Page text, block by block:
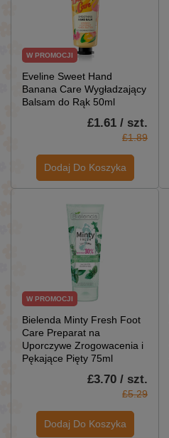
W PROMOCJI
Eveline Sweet Hand
Banana Care Wygładzający
Balsam do Rąk 50ml
£1.61 / szt.
£1.89
Dodaj Do Koszyka
W PROMOCJI
Bielenda Minty Fresh Foot
Care Preparat na
Uporczywe Zrogowacenia i
Pękające Pięty 75ml
£3.70 / szt.
£5.29
Dodaj Do Koszyka